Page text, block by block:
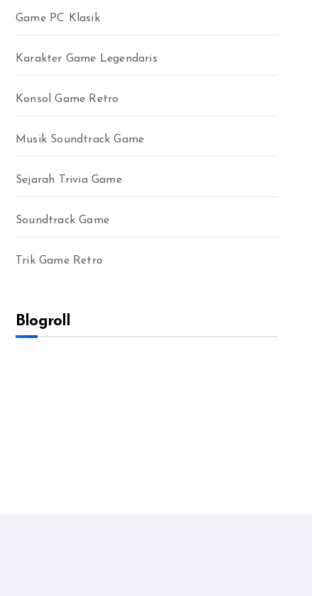
Game PC Klasik
Karakter Game Legendaris
Konsol Game Retro
Musik Soundtrack Game
Sejarah Trivia Game
Soundtrack Game
Trik Game Retro
Blogroll